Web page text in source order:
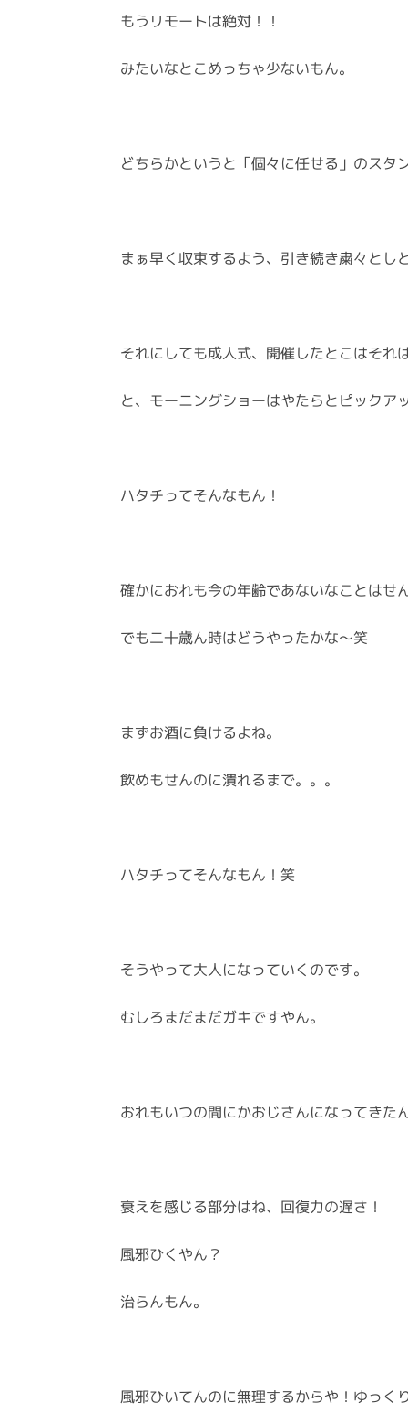
もうリモートは絶対！！
みたいなとこめっちゃ少ないもん。
どちらかというと「個々に任せる」のスタ
まぁ早く収束するよう、引き続き粛々とし
それにしても成人式、開催したとこはそれ
と、モーニングショーはやたらとピックア
ハタチってそんなもん！
確かにおれも今の年齢であないなことはせ
でも二十歳ん時はどうやったかな〜笑
まずお酒に負けるよね。
飲めもせんのに潰れるまで。。。
ハタチってそんなもん！笑
そうやって大人になっていくのです。
むしろまだまだガキですやん。
おれもいつの間にかおじさんになってきた
衰えを感じる部分はね、回復力の遅さ！
風邪ひくやん？
治らんもん。
風邪ひいてんのに無理するからや！ゆっく